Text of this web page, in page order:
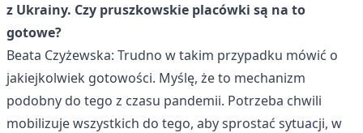
z Ukrainy. Czy pruszkowskie placówki są na to
gotowe?
Beata Czyżewska: Trudno w takim przypadku mówić o
jakiejkolwiek gotowości. Myślę, że to mechanizm
podobny do tego z czasu pandemii. Potrzeba chwili
mobilizuje wszystkich do tego, aby sprostać sytuacji, w